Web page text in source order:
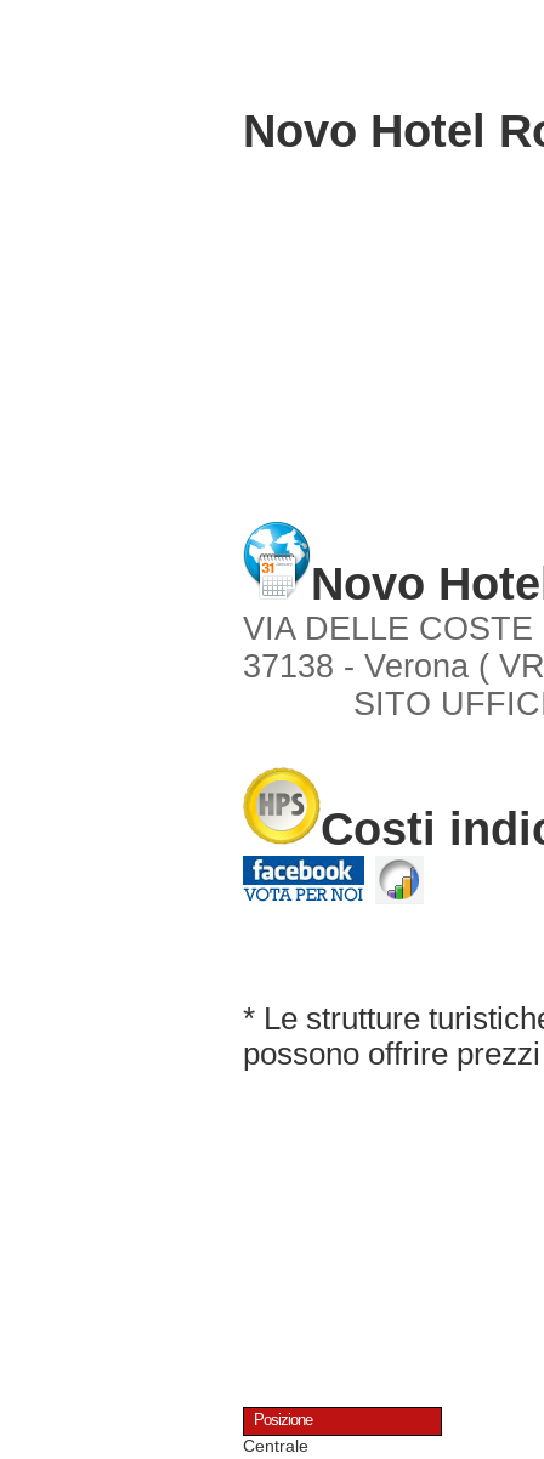
Novo Hotel
Novo
VIA DELLE COSTE
37138 - Verona (
SITO
Costi
* Le strutture
possono offrire
Posizione
Centrale